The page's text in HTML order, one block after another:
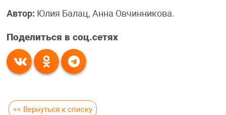
Автор: Юлия Балац, Анна Овчинникова.
Поделиться в соц.сетях
<< Вернуться к списку